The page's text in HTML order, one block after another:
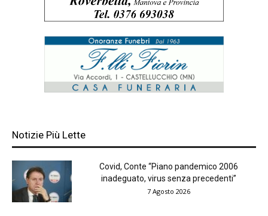
Notizie Più Lette
Covid, Conte “Piano pandemico 2006
inadeguato, virus senza precedenti”
7 Agosto 2026